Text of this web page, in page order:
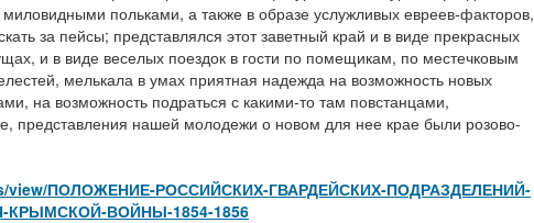
польками, а также в образе услужливых евреев-факторов,
за пейсы; представлялся этот заветный край и в виде прекрасных
и в виде веселых поездок в гости по помещикам, по местечковым
мелькала в умах приятная надежда на возможность новых
на возможность подраться с какими-то там повстанцами,
представления нашей молодежи о новом для нее крае были розово-
view/ПОЛОЖЕНИЕ-РОССИЙСКИХ-ГВАРДЕЙСКИХ-ПОДРАЗДЕЛЕНИЙ-
ВОЙНЫ-1854-1856